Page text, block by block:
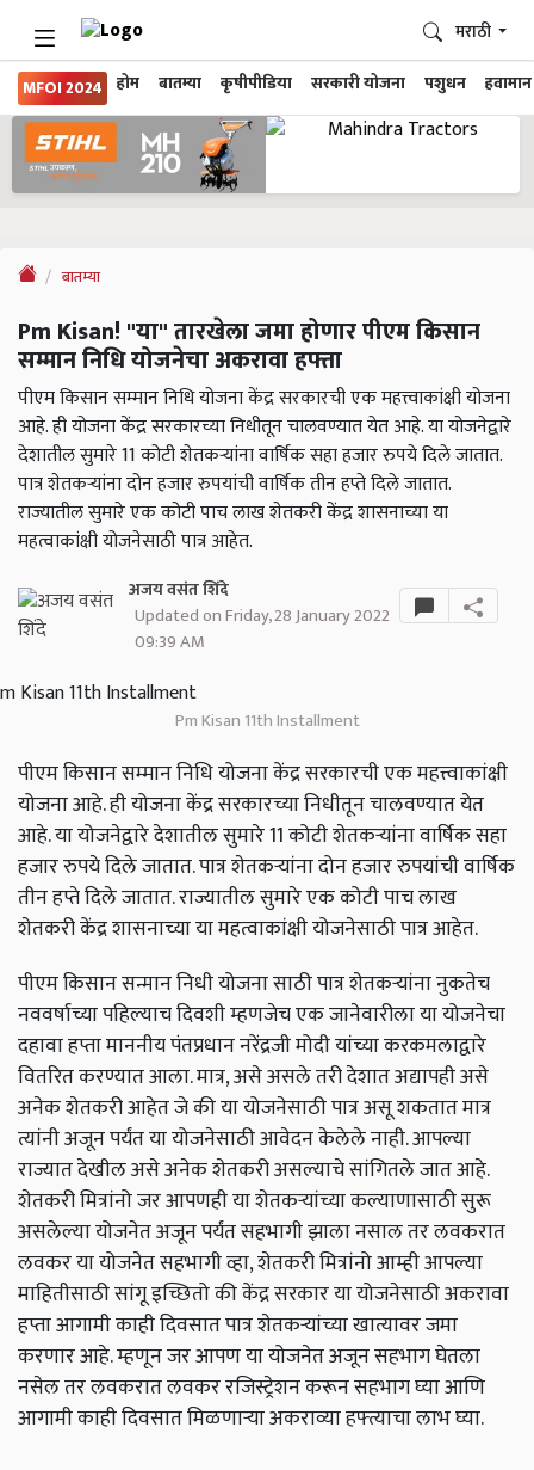
MFOI 2024 होम बातम्या कृषीपीडिया सरकारी योजना पशुधन हवामान
मराठी
बातम्या
Pm Kisan! "या" तारखेला जमा होणार पीएम किसान
सम्मान निधि योजनेचा अकरावा हफ्ता
पीएम किसान सम्मान निधि योजना केंद्र सरकारची एक महत्त्वाकांक्षी योजना
आहे. ही योजना केंद्र सरकारच्या निधीतून चालवण्यात येत आहे. या योजनेद्वारे
देशातील सुमारे 11 कोटी शेतकऱ्यांना वार्षिक सहा हजार रुपये दिले जातात.
पात्र शेतकर्‍यांना दोन हजार रुपयांची वार्षिक तीन हप्ते दिले जातात.
राज्यातील सुमारे एक कोटी पाच लाख शेतकरी केंद्र शासनाच्या या
महत्वाकांक्षी योजनेसाठी पात्र आहेत.
अजय वसंत शिंदे
Updated on Friday, 28 January 2022
09:39 AM
Pm Kisan 11th Installment
पीएम किसान सम्मान निधि योजना केंद्र सरकारची एक महत्त्वाकांक्षी
योजना आहे. ही योजना केंद्र सरकारच्या निधीतून चालवण्यात येत
आहे. या योजनेद्वारे देशातील सुमारे 11 कोटी शेतकऱ्यांना वार्षिक सहा
हजार रुपये दिले जातात. पात्र शेतकर्‍यांना दोन हजार रुपयांची वार्षिक
तीन हप्ते दिले जातात. राज्यातील सुमारे एक कोटी पाच लाख
शेतकरी केंद्र शासनाच्या या महत्वाकांक्षी योजनेसाठी पात्र आहेत.
पीएम किसान सन्मान निधी योजना साठी पात्र शेतकऱ्यांना नुकतेच
नववर्षाच्या पहिल्याच दिवशी म्हणजेच एक जानेवारीला या योजनेचा
दहावा हप्ता माननीय पंतप्रधान नरेंद्रजी मोदी यांच्या करकमलाद्वारे
वितरित करण्यात आला. मात्र, असे असले तरी देशात अद्यापही असे
अनेक शेतकरी आहेत जे की या योजनेसाठी पात्र असू शकतात मात्र
त्यांनी अजून पर्यंत या योजनेसाठी आवेदन केलेले नाही. आपल्या
राज्यात देखील असे अनेक शेतकरी असल्याचे सांगितले जात आहे.
शेतकरी मित्रांनो जर आपणही या शेतकऱ्यांच्या कल्याणासाठी सुरू
असलेल्या योजनेत अजून पर्यंत सहभागी झाला नसाल तर लवकरात
लवकर या योजनेत सहभागी व्हा, शेतकरी मित्रांनो आम्ही आपल्या
माहितीसाठी सांगू इच्छितो की केंद्र सरकार या योजनेसाठी अकरावा
हप्ता आगामी काही दिवसात पात्र शेतकऱ्यांच्या खात्यावर जमा
करणार आहे. म्हणून जर आपण या योजनेत अजून सहभाग घेतला
नसेल तर लवकरात लवकर रजिस्ट्रेशन करून सहभाग घ्या आणि
आगामी काही दिवसात मिळणाऱ्या अकराव्या हफ्त्याचा लाभ घ्या.